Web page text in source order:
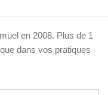
en 2008. Plus de 1
dans vos pratiques